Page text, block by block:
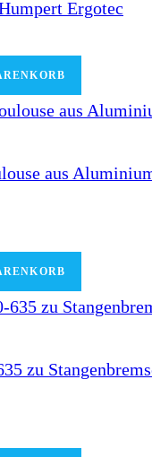
Ergotec
aus
zu